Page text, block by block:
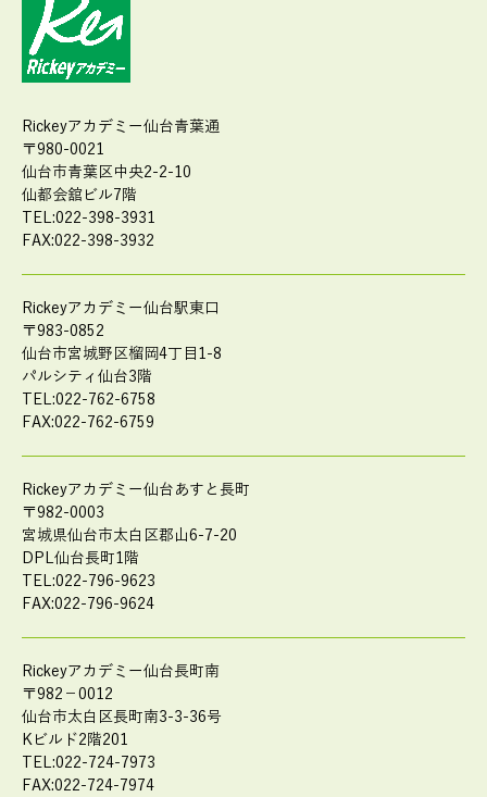
Rickeyアカデミー仙台青葉通
〒980-0021
仙台市青葉区中央2-2-10
仙都会舘ビル7階
TEL:022-398-3931
FAX:022-398-3932
Rickeyアカデミー仙台駅東口
〒983-0852
仙台市宮城野区榴岡4丁目1-8
パルシティ仙台3階
TEL:022-762-6758
FAX:022-762-6759
Rickeyアカデミー仙台あすと長町
〒982-0003
宮城県仙台市太白区郡山6-7-20
DPL仙台長町1階
TEL:022-796-9623
FAX:022-796-9624
Rickeyアカデミー仙台長町南
〒982－0012
仙台市太白区長町南3-3-36号
Kビルド2階201
TEL:022-724-7973
FAX:022-724-7974